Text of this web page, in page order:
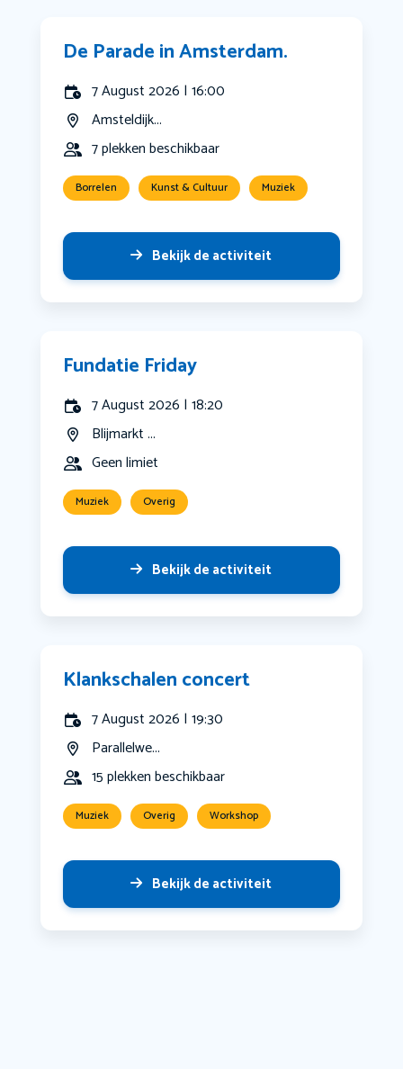
De Parade in Amsterdam.
7 August 2026 | 16:00
Amsteldijk...
7 plekken beschikbaar
Borrelen Kunst & Cultuur Muziek
Bekijk de activiteit
Fundatie Friday
7 August 2026 | 18:20
Blijmarkt ...
Geen limiet
Muziek Overig
Bekijk de activiteit
Klankschalen concert
7 August 2026 | 19:30
Parallelwe...
15 plekken beschikbaar
Muziek Overig Workshop
Bekijk de activiteit